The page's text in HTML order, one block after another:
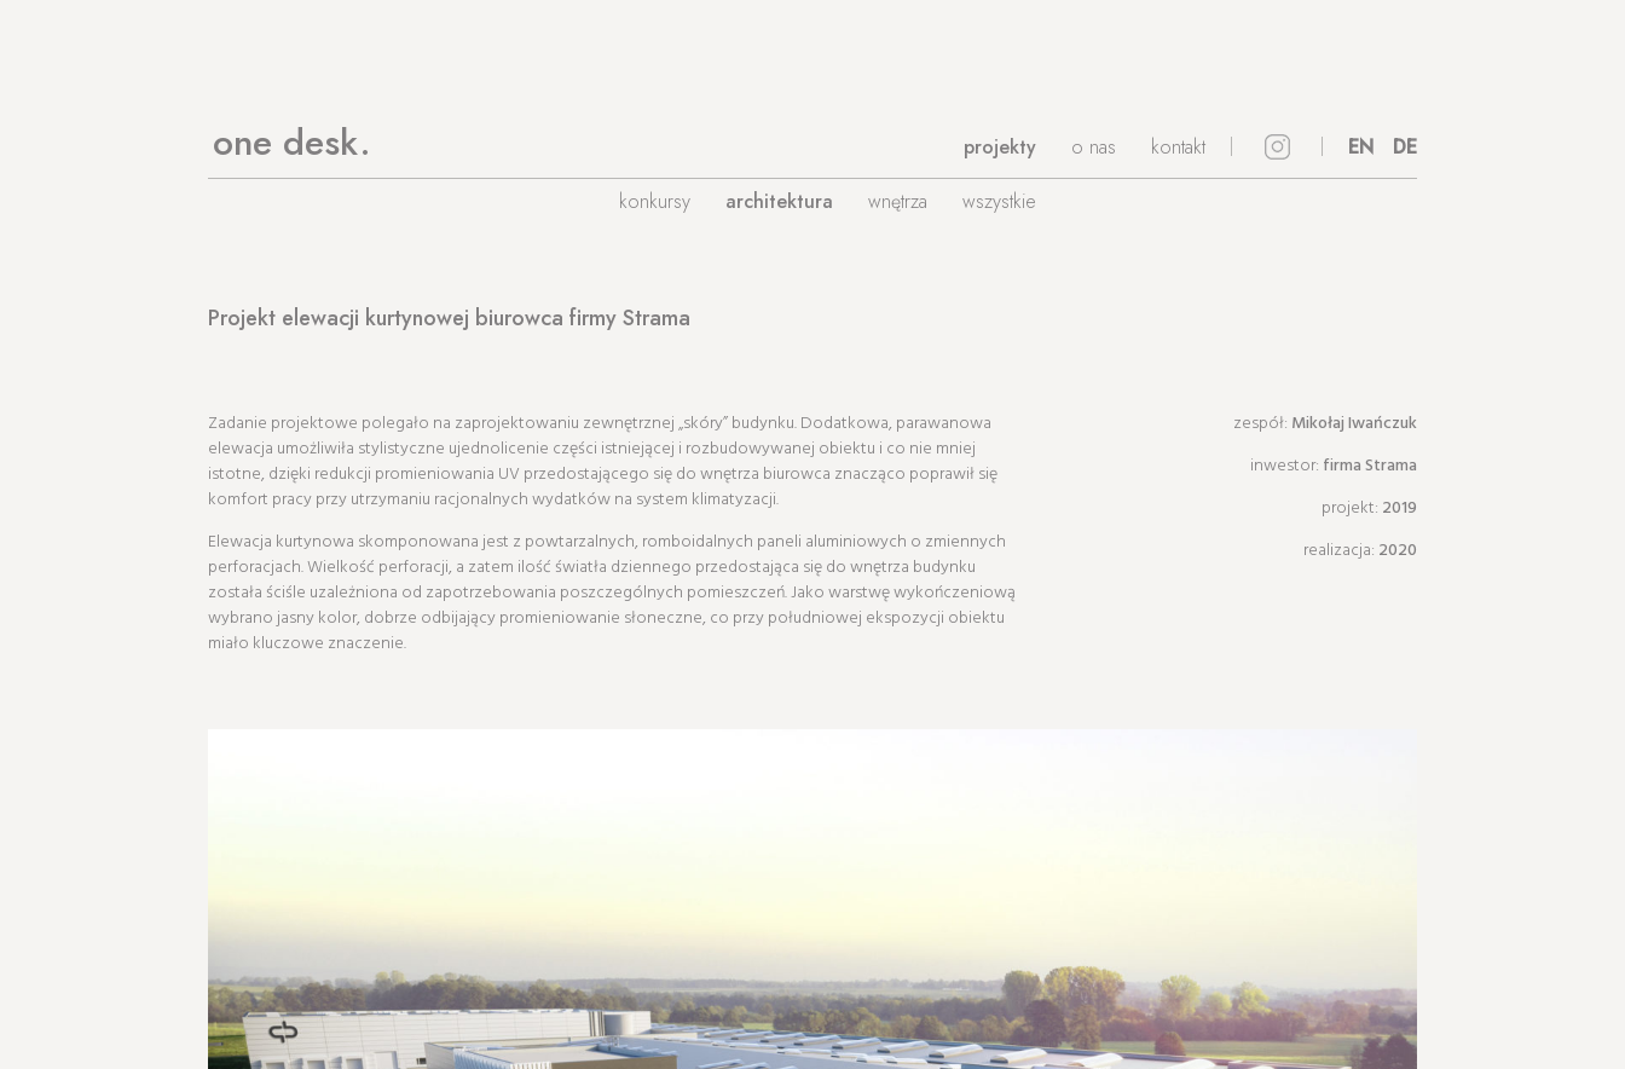
one desk
projekty
konkursy
architektura wnętrza wszystkie
o nas kontakt instagram
EN DE
Projekt elewacji kurtynowej biurowca firmy Strama
zespół: Mikołaj Iwańczuk
inwestor: firma Strama
projekt: 2019
realizacja: 2020
Zadanie projektowe polegało na zaprojektowaniu zewnętrznej „skóry” budynku. Dodatkowa, parawanowa
elewacja umożliwiła stylistyczne ujednolicenie części istniejącej i rozbudowywanej obiektu i co nie mniej
istotne, dzięki redukcji promieniowania UV przedostającego się do wnętrza biurowca znacząco poprawił się
komfort pracy przy utrzymaniu racjonalnych wydatków na system klimatyzacji.
Elewacja kurtynowa skomponowana jest z powtarzalnych, romboidalnych paneli aluminiowych o zmiennych
perforacjach. Wielkość perforacji, a zatem ilość światła dziennego przedostająca się do wnętrza budynku
została ściśle uzależniona od zapotrzebowania poszczególnych pomieszczeń. Jako warstwę wykończeniową
wybrano jasny kolor, dobrze odbijający promieniowanie słoneczne, co przy południowej ekspozycji obiektu
miało kluczowe znaczenie.